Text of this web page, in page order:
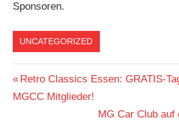
Sponsoren.
UNCATEGORIZED
Beitragsnavigation
Vorheriger
Beitrag:
Retro Classics Essen: GRATIS-
MGCC Mitglieder!
Nächster
MG Car Club auf